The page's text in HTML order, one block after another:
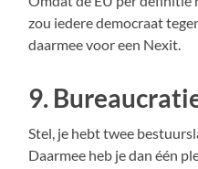
zou iedere democraat
daarmee voor een Nexit.
9.
Stel, je hebt twee
Daarmee heb je dan één